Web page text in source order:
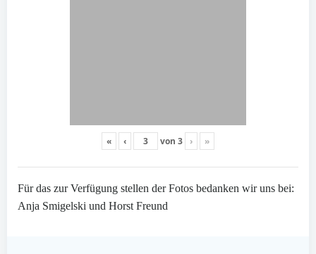
« ‹ von 3 › »
Für das zur Verfügung stellen der Fotos bedanken wir uns bei:
Anja Smigelski und Horst Freund